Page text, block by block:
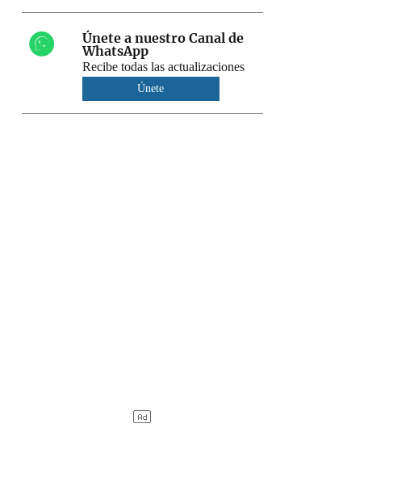
Únete a nuestro Canal de
WhatsApp
Recibe todas las actualizaciones
Únete